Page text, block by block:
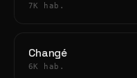
7K hab.
Changé
6K hab.